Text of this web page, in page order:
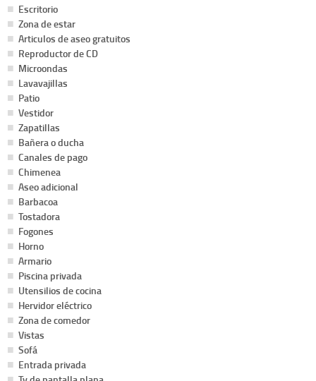
Escritorio
Zona de estar
Articulos de aseo gratuitos
Reproductor de CD
Microondas
Lavavajillas
Patio
Vestidor
Zapatillas
Bañera o ducha
Canales de pago
Chimenea
Aseo adicional
Barbacoa
Tostadora
Fogones
Horno
Armario
Piscina privada
Utensilios de cocina
Hervidor eléctrico
Zona de comedor
Vistas
Sofá
Entrada privada